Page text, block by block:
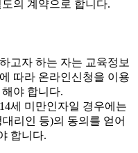
의 계약으로 합니다.
고자 하는 자는 교육정보
따라 온라인신청을 이용
야 합니다.
세 미만인자일 경우에는
리인 등)의 동의를 얻어
합니다.